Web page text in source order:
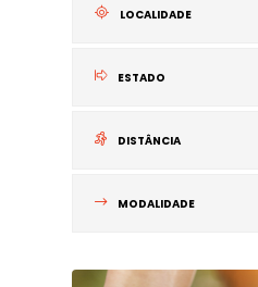
LOCALIDADE
ESTADO
DISTÂNCIA
MODALIDADE